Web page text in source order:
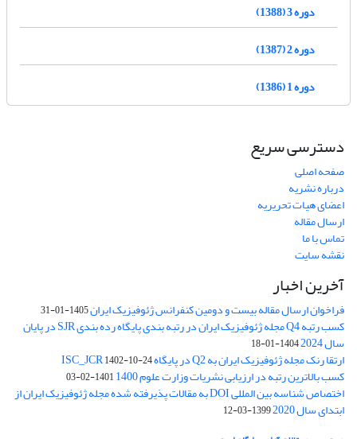
دوره 3 (1388)
دوره 2 (1387)
دوره 1 (1386)
دسترسی سریع
صفحه اصلی
درباره نشریه
اعضای هیات تحریریه
ارسال مقاله
تماس با ما
نقشه سایت
آخرین اخبار
فراخوان ارسال مقاله بیست و دومین کنفرانس ژئوفیزیک ایران1405-01-31
کسب رتبه Q4 مجله ژئوفیزیک ایران در رتبه بندی پایگاه رده بندی SJR در پایان
سال 2024 1404-01-18
ارتقا رنک مجله ژئوفیزیک ایران به Q2 در پایگاه ISC_JCR 1402-10-24
کسب بالاترین رتبه در ارزیابی نشریات وزارت علوم 1400 1401-02-03
اختصاص شناسه بین المللی DOI به مقالات پذیرفته شده مجله ژئوفیزیک ایران از
ابتدای سال 2020 1399-03-12